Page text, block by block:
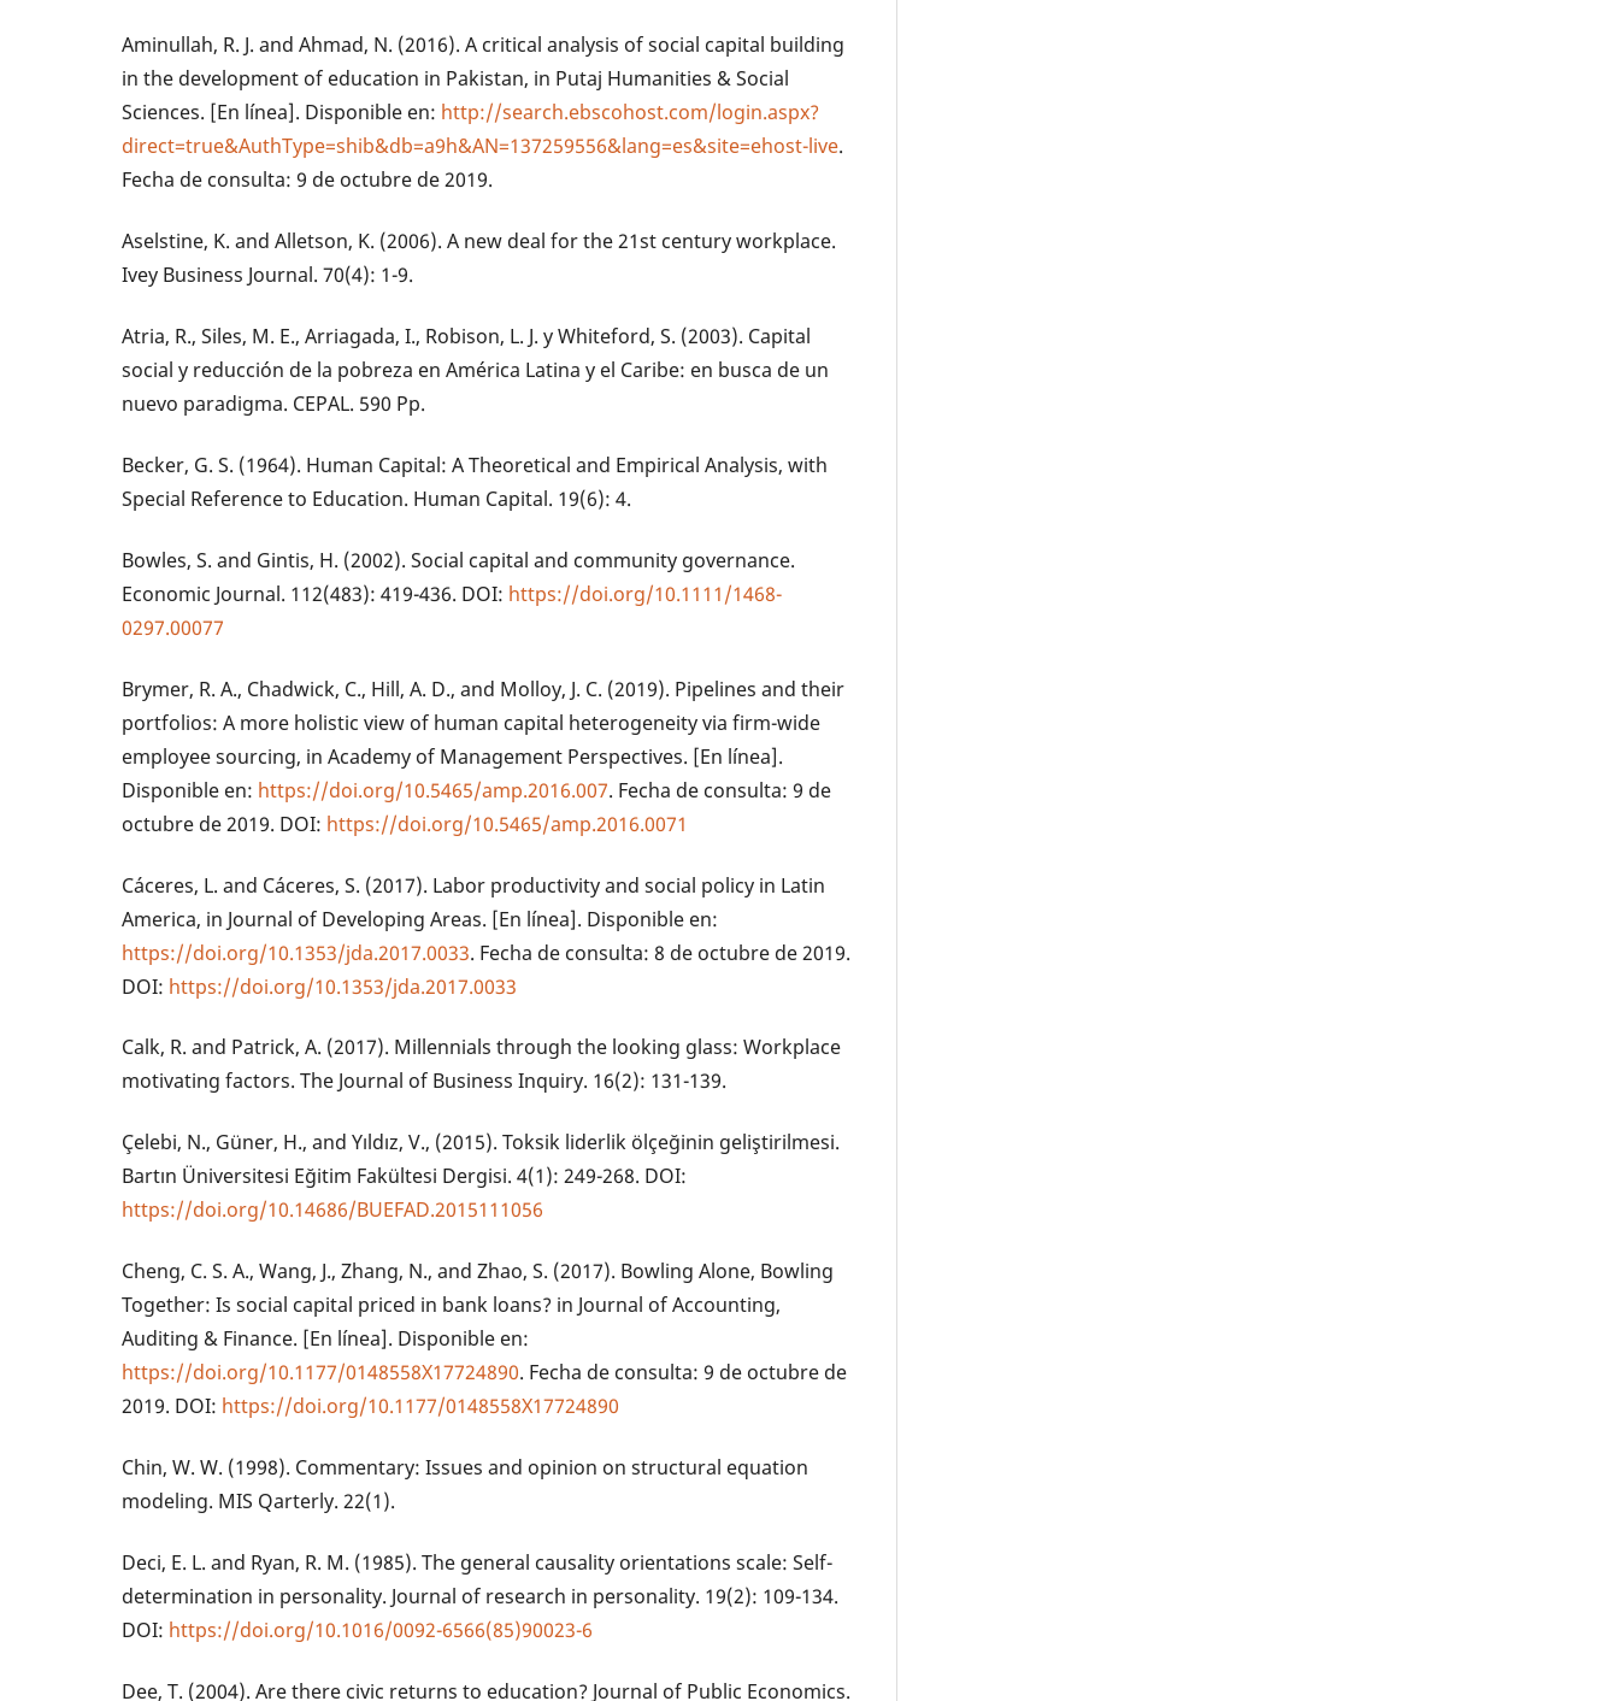
Aminullah, R. J. and Ahmad, N. (2016). A critical analysis of social capital building
in the development of education in Pakistan, in Putaj Humanities & Social
Sciences. [En línea]. Disponible en: http://search.ebscohost.com/login.aspx?
direct=true&AuthType=shib&db=a9h&AN=137259556&lang=es&site=ehost-live.
Fecha de consulta: 9 de octubre de 2019.
Aselstine, K. and Alletson, K. (2006). A new deal for the 21st century workplace.
Ivey Business Journal. 70(4): 1-9.
Atria, R., Siles, M. E., Arriagada, I., Robison, L. J. y Whiteford, S. (2003). Capital
social y reducción de la pobreza en América Latina y el Caribe: en busca de un
nuevo paradigma. CEPAL. 590 Pp.
Becker, G. S. (1964). Human Capital: A Theoretical and Empirical Analysis, with
Special Reference to Education. Human Capital. 19(6): 4.
Bowles, S. and Gintis, H. (2002). Social capital and community governance.
Economic Journal. 112(483): 419-436. DOI: https://doi.org/10.1111/1468-
0297.00077
Brymer, R. A., Chadwick, C., Hill, A. D., and Molloy, J. C. (2019). Pipelines and their
portfolios: A more holistic view of human capital heterogeneity via firm-wide
employee sourcing, in Academy of Management Perspectives. [En línea].
Disponible en: https://doi.org/10.5465/amp.2016.007. Fecha de consulta: 9 de
octubre de 2019. DOI: https://doi.org/10.5465/amp.2016.0071
Cáceres, L. and Cáceres, S. (2017). Labor productivity and social policy in Latin
America, in Journal of Developing Areas. [En línea]. Disponible en:
https://doi.org/10.1353/jda.2017.0033. Fecha de consulta: 8 de octubre de 2019.
DOI: https://doi.org/10.1353/jda.2017.0033
Calk, R. and Patrick, A. (2017). Millennials through the looking glass: Workplace
motivating factors. The Journal of Business Inquiry. 16(2): 131-139.
Çelebi, N., Güner, H., and Yıldız, V., (2015). Toksik liderlik ölçeğinin geliştirilmesi.
Bartın Üniversitesi Eğitim Fakültesi Dergisi. 4(1): 249-268. DOI:
https://doi.org/10.14686/BUEFAD.2015111056
Cheng, C. S. A., Wang, J., Zhang, N., and Zhao, S. (2017). Bowling Alone, Bowling
Together: Is social capital priced in bank loans? in Journal of Accounting,
Auditing & Finance. [En línea]. Disponible en:
https://doi.org/10.1177/0148558X17724890. Fecha de consulta: 9 de octubre de
2019. DOI: https://doi.org/10.1177/0148558X17724890
Chin, W. W. (1998). Commentary: Issues and opinion on structural equation
modeling. MIS Qarterly. 22(1).
Deci, E. L. and Ryan, R. M. (1985). The general causality orientations scale: Self-
determination in personality. Journal of research in personality. 19(2): 109-134.
DOI: https://doi.org/10.1016/0092-6566(85)90023-6
Dee, T. (2004). Are there civic returns to education? Journal of Public Economics.